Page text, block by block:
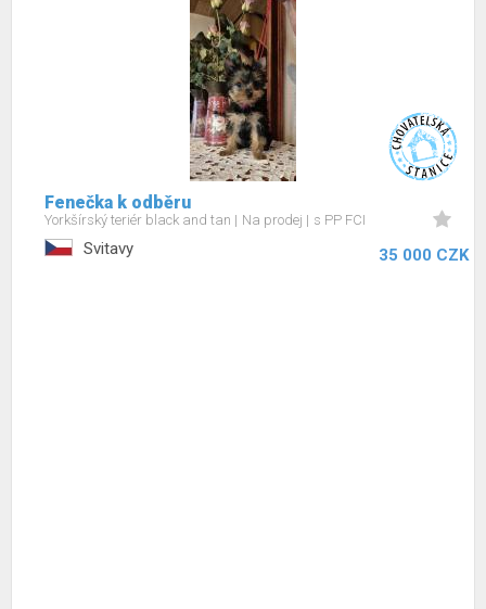
Fenečka k odběru
Yorkšírský teriér black and tan Na prodej s PP FCI
Svitavy 35 000 CZK